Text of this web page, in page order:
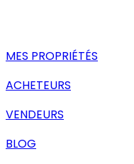
MES PROPRIÉTÉS
ACHETEURS
VENDEURS
BLOG